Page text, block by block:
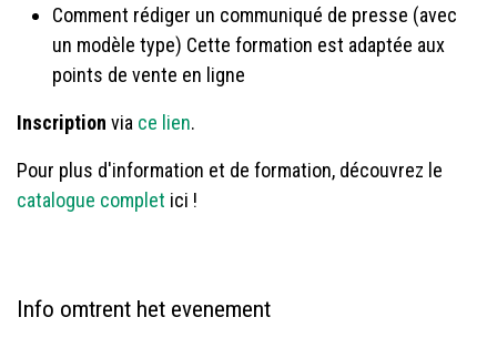
Comment rédiger un communiqué de presse (avec
un modèle type) Cette formation est adaptée aux
points de vente en ligne
Inscription via ce lien.
Pour plus d'information et de formation, découvrez le
catalogue complet ici !
Info omtrent het evenement